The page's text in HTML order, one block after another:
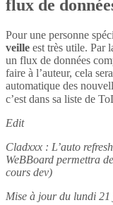
flux de
Pour une personne
veille est très utile. Par
un flux de données
faire à l’auteur, cela
automatique des
c’est dans sa liste de
Edit
Cladxxx : L’auto
WeBBoard permettra
cours dev)
Mise à jour du lundi